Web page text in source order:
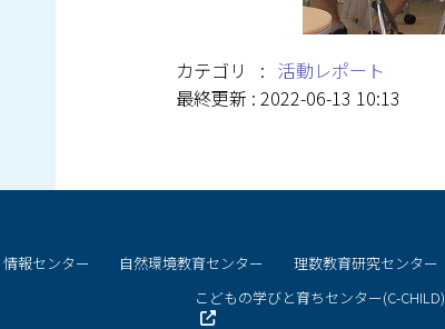
カテゴリ : 活動レポート
最終更新 : 2022-06-13 10:13
情報センター 自然環境教育センター 理数教育研究センター
こどもの学びと育ちセンター(C-CHILD)